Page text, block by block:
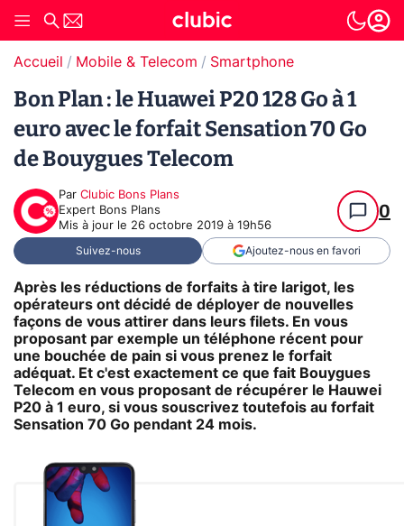
Accueil Mobile & Telecom Smartphone
Bon Plan : le Huawei P20 128 Go à 1
euro avec le forfait Sensation 70 Go
de Bouygues Telecom
Par Clubic Bons Plans
Expert Bons Plans
Mis à jour le 26 octobre 2019 à 19h56
0
Suivez-nous Ajoutez-nous en favori
Après les réductions de forfaits à tire larigot, les
opérateurs ont décidé de déployer de nouvelles
façons de vous attirer dans leurs filets. En vous
proposant par exemple un téléphone récent pour
une bouchée de pain si vous prenez le forfait
adéquat. Et c'est exactement ce que fait Bouygues
Telecom en vous proposant de récupérer le Hauwei
P20 à 1 euro, si vous souscrivez toutefois au forfait
Sensation 70 Go pendant 24 mois.